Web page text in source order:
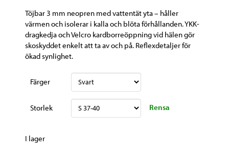
Töjbar 3 mm neopren med vattentät yta – håller
värmen och isolerar i kalla och blöta förhållanden. YKK-
dragkedja och Velcro kardborreöppning vid hälen gör
skoskyddet enkelt att ta av och på. Reflexdetaljer för
ökad synlighet.
Färger
Storlek Rensa
I lager